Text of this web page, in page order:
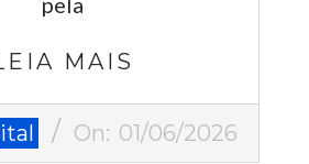
MAIS
On: 01/06/2026